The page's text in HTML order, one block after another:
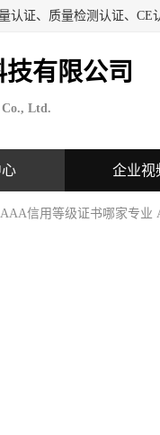
有限公司
Co., Ltd.
企业视
信用等级证书哪家专业